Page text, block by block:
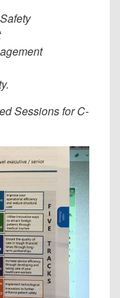
Sessions for C-